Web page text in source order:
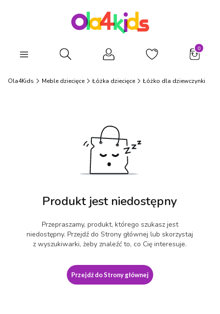
Otwórz wyszukiwarkę
Ola4Kids Meble dziecięce Łóżka dziecięce Łóżko dla dziewczynki
Produkt jest niedostępny
Przepraszamy, produkt, którego szukasz jest
niedostępny. Przejdź do Strony głównej lub skorzystaj
z wyszukiwarki, żeby znaleźć to, co Cię interesuje.
Przejdź do Strony głównej